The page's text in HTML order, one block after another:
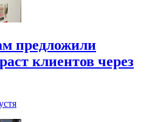
предложили
клиентов через